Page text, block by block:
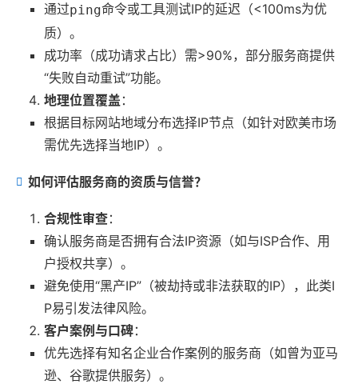
通过ping命令或工具测试IP的延迟（<100ms为优
质）。
成功率（成功请求占比）需>90%，部分服务商提供
“失败自动重试”功能。
地理位置覆盖 ：
根据目标网站地域分布选择IP节点（如针对欧美市场
需优先选择当地IP）。
如何评估服务商的资质与信誉？
合规性审查：
确认服务商是否拥有合法IP资源（如与ISP合作、用
户授权共享）。
避免使用“黑产IP”（被劫持或非法获取的IP），此类I
P易引发法律风险。
客户案例与口碑：
优先选择有知名企业合作案例的服务商（如曾为亚马
逊、谷歌提供服务）。